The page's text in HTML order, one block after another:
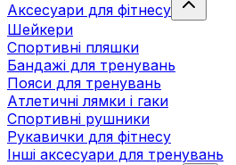
Аксесуари для фітнесу
Шейкери
Спортивні пляшки
Бандажі для тренувань
Пояси для тренувань
Атлетичні лямки і гаки
Спортивні рушники
Рукавички для фітнесу
Інші аксесуари для тренувань